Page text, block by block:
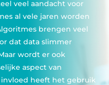
veel aandacht voor
al vele jaren worden
brengen veel
dat data slimmer
wordt er ook
aspect van
heeft het gebruik